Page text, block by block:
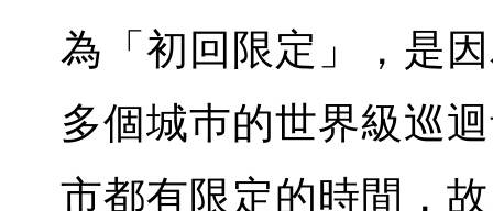
為「初回限定」，是
多個城巿的世界級巡
市都有限定的時間，